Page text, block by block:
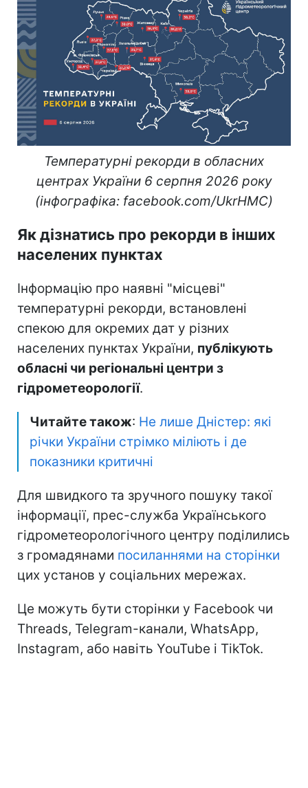
Температурні рекорди в обласних
центрах України 6 серпня 2026 року
(інфографіка: facebook.com/UkrHMC)
Як дізнатись про рекорди в інших
населених пунктах
Інформацію про наявні "місцеві"
температурні рекорди, встановлені
спекою для окремих дат у різних
населених пунктах України, публікують
обласні чи регіональні центри з
гідрометеорології.
Читайте також: Не лише Дністер: які
річки України стрімко міліють і де
показники критичні
Для швидкого та зручного пошуку такої
інформації, прес-служба Українського
гідрометеорологічного центру поділились
з громадянами посиланнями на сторінки
цих установ у соціальних мережах.
Це можуть бути сторінки у Facebook чи
Threads, Telegram-канали, WhatsApp,
Instagram, або навіть YouTube і TikTok.